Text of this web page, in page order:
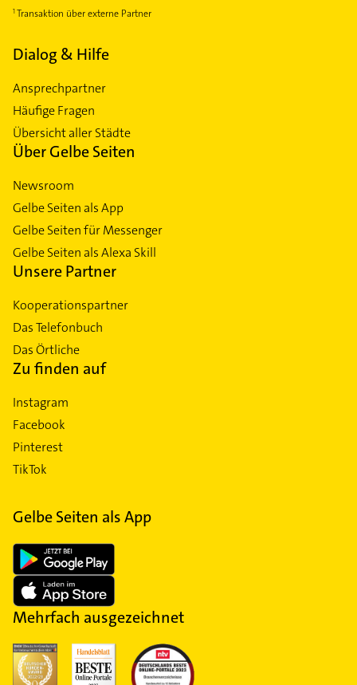
Transaktion über externe Partner
Dialog & Hilfe
Ansprechpartner
Häufige Fragen
Übersicht aller Städte
Über Gelbe Seiten
Newsroom
Gelbe Seiten als App
Gelbe Seiten für Messenger
Gelbe Seiten als Alexa Skill
Unsere Partner
Kooperationspartner
Das Telefonbuch
Das Örtliche
Zu finden auf
Instagram
Facebook
Pinterest
TikTok
Gelbe Seiten als App
Mehrfach ausgezeichnet